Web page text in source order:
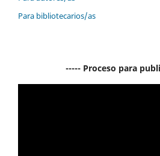
Para bibliotecarios/as
----- Proceso para